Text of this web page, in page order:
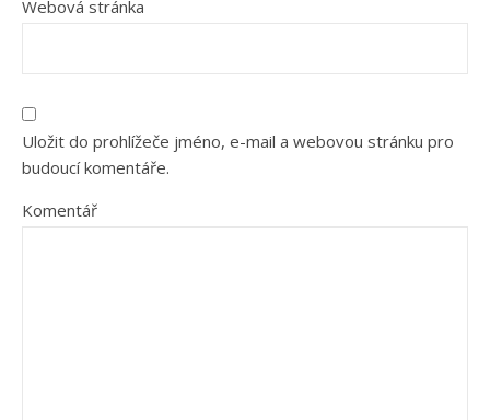
Webová stránka
Uložit do prohlížeče jméno, e-mail a webovou stránku pro
budoucí komentáře.
Komentář